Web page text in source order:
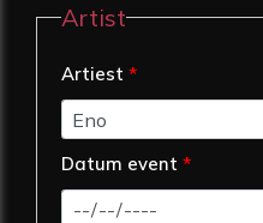
Artist
Artiest *
Datum event *